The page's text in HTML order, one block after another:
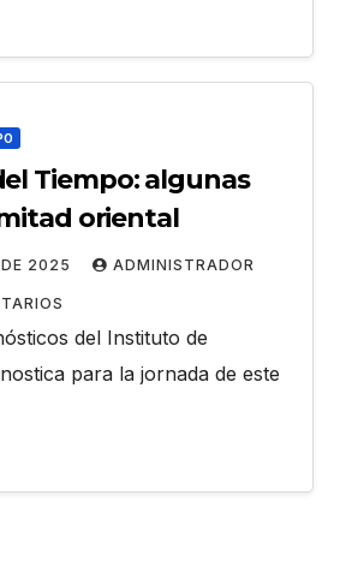
Tiempo: algunas
oriental
2025 ADMINISTRADOR
del Instituto de
para la jornada de este
CULTURAL
Laura Alonso
gira
28 DE JULIO DE 2026